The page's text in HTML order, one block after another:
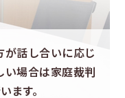
話し合いに応じ
い場合は家庭裁判
ます。